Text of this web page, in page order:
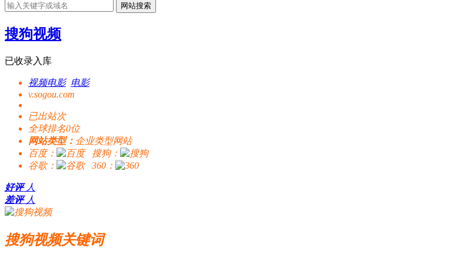
网站搜索
搜狗视频
已收录入库
视频电影 电影
v.sogou.com
已出站次
全球排名0位
网站类型： 企业类型网站
百度：
搜狗：
谷歌：
360：
好评 人
差评 人
搜狗视频关键词